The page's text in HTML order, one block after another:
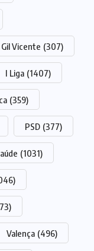
Gil Vicente (307)
I Liga (1407)
(359)
PSD (377)
(1031)
Valença (496)